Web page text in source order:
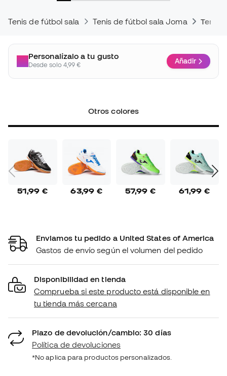
Tenis de fútbol sala Tenis de fútbol sala Joma Tenis
Personalízalo a tu gusto
Desde solo 4,99 € Añadir
Otros colores
51,99 € 63,99 € 57,99 € 61,99 €
Enviamos tu pedido a United States of America
Gastos de envío según el volumen del pedido
Disponibilidad en tienda
Comprueba si este producto está disponible en
tu tienda más cercana
Plazo de devolución/cambio: 30 días
Política de devoluciones
*No aplica para productos personalizados.